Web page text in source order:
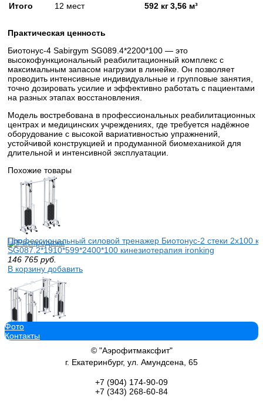
Итого 12 мест 592 кг3,56 м³
Практическая ценность
Биотонус-4 Sabirgym SG089.4*2200*100 — это
высокофункциональный реабилитационный комплекс с
максимальным запасом нагрузки в линейке. Он позволяет
проводить интенсивные индивидуальные и групповые занятия,
точно дозировать усилие и эффективно работать с пациентами
на разных этапах восстановления.
Модель востребована в профессиональных реабилитационных
центрах и медицинских учреждениях, где требуется надёжное
оборудование с высокой вариативностью упражнений,
устойчивой конструкцией и продуманной биомеханикой для
длительной и интенсивной эксплуатации.
Похожие товары
Профессиональный силовой тренажер Биотонус-2 стеки 2х100
SG087.2*1910*599*2400*100 кинезиотерапия ironking
146 765 руб.
В корзину добавить
Профессиональный тренажер Потапова Двойной кроссовер на
4х100кг Sabirgym SG081.4*100*3499*1910*2400 для
В корзину добавить
Фото
Контакты
© "Аэрофитмаксфит"
г. Екатеринбург, ул. Амундсена, 65
+7 (904) 174-90-09
+7 (343) 268-60-84